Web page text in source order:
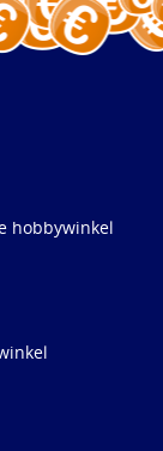
hobbywinkel